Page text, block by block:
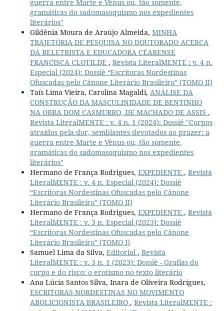
guerra entre Marte e Vênus ou, tão somente,
gramáticas do sadomasoquismo nos expedientes
literários"
Gildênia Moura de Araújo Almeida, MINHA
TRAJETÓRIA DE PESQUISA NO DOUTORADO ACERCA
DA BELETRISTA E EDUCADORA CEARENSE
FRANCISCA CLOTILDE , Revista LiteralMENTE : v. 4 n.
Especial (2024): Dossiê “Escritoras Nordestinas
Ofuscadas pelo Cânone Literário Brasileiro” (TOMO II)
Taís Lima Vieira, Carolina Magaldi, ANÁLISE DA
CONSTRUÇÃO DA MASCULINIDADE DE BENTINHO
NA OBRA DOM CASMURRO, DE MACHADO DE ASSIS ,
Revista LiteralMENTE : v. 4 n. 1 (2024): Dossiê "Corpos
atraídos pela dor, semblantes devotados ao prazer: a
guerra entre Marte e Vênus ou, tão somente,
gramáticas do sadomasoquismo nos expedientes
literários"
Hermano de França Rodrigues, EXPEDIENTE , Revista
LiteralMENTE : v. 4 n. Especial (2024): Dossiê
“Escritoras Nordestinas Ofuscadas pelo Cânone
Literário Brasileiro” (TOMO II)
Hermano de França Rodrigues, EXPEDIENTE , Revista
LiteralMENTE : v. 3 n. Especial (2023): Dossiê
“Escritoras Nordestinas Ofuscadas pelo Cânone
Literário Brasileiro” (TOMO I)
Samuel Lima da Silva, Editorial , Revista
LiteralMENTE : v. 3 n. 1 (2023): Dossiê - Grafias do
corpo e do risco: o erotismo no texto literário
Ana Lúcia Santos Silva, Inara de Oliveira Rodrigues,
ESCRITORAS NORDESTINAS NO MOVIMENTO
ABOLICIONISTA BRASILEIRO , Revista LiteralMENTE :